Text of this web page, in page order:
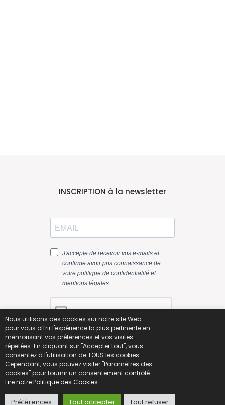
INSCRIPTION à la newsletter
Nous utilisons des cookies sur notre site Web
pour vous offrir l'expérience la plus pertinente en
mémorisant vos préférences et vos visites
répétées. En cliquant sur "Accepter tout", vous
consentez à l'utilisation de TOUS les cookies.
Cependant, vous pouvez visiter "Paramètres des
cookies" pour fournir un consentement contrôlé.
Lire notre Politique des Cookies
Préférences Tout accepter Tout refuser